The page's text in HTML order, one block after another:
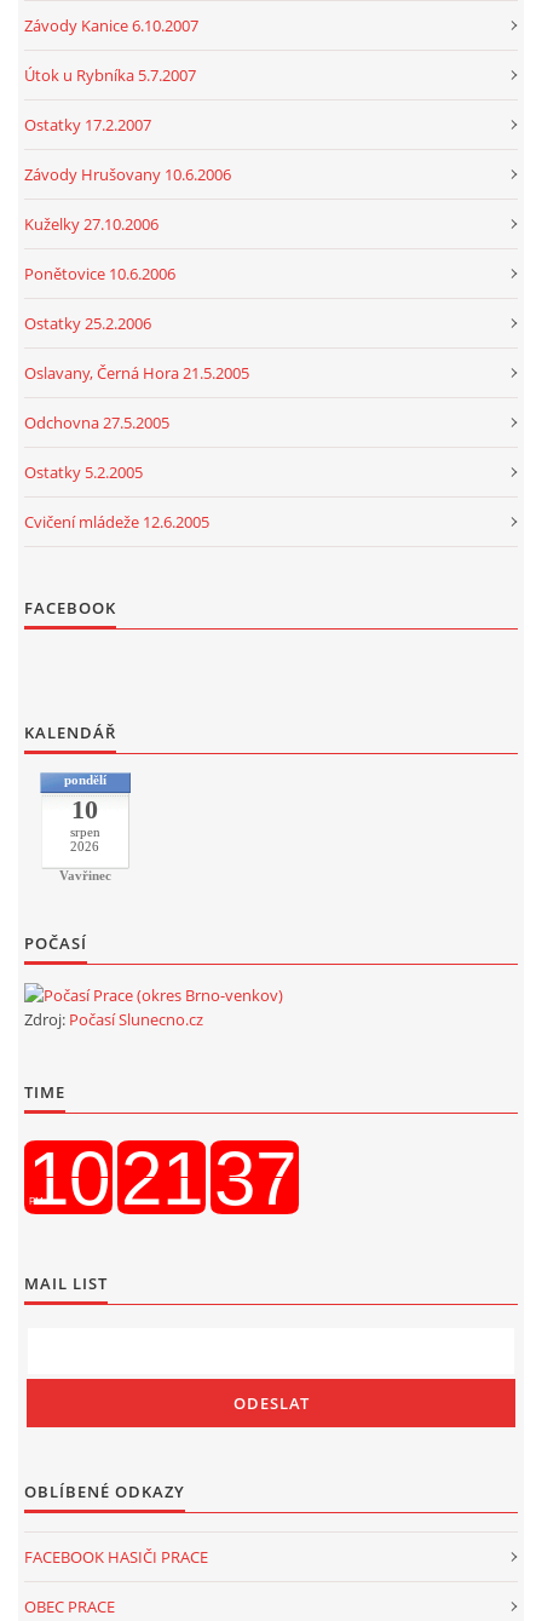
Závody Kanice 6.10.2007
Útok u Rybníka 5.7.2007
Ostatky 17.2.2007
Závody Hrušovany 10.6.2006
Kuželky 27.10.2006
Ponětovice 10.6.2006
Ostatky 25.2.2006
Oslavany, Černá Hora 21.5.2005
Odchovna 27.5.2005
Ostatky 5.2.2005
Cvičení mládeže 12.6.2005
FACEBOOK
KALENDÁŘ
pondělí
10
srpen
2026
Vavřinec
POČASÍ
Zdroj: Počasí Slunecno.cz
TIME
MAIL LIST
OBLÍBENÉ ODKAZY
FACEBOOK HASIČI PRACE
OBEC PRACE